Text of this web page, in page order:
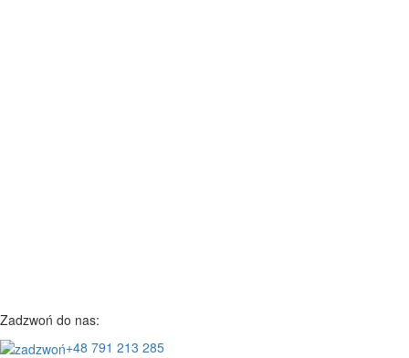
Zadzwoń do nas:
+48 791 213 285